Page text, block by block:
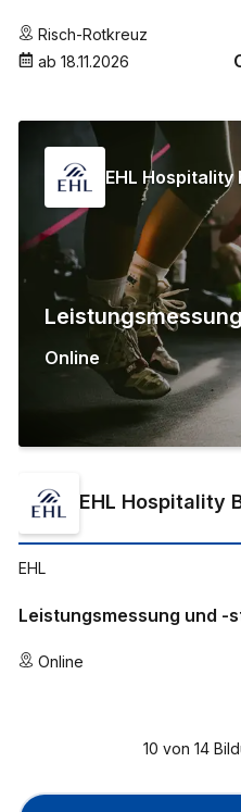
Risch-Rotkreuz
ab 18.11.2026
EHL Hospitality
Online
EHL Hospitality
EHL
Leistungsmessung und -
Online
10 von 14